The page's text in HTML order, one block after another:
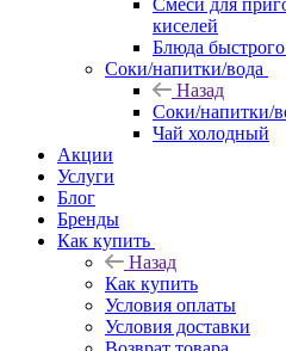
Смеси для
киселей
Блюда
Соки/напитки/вода
Назад
Соки/напитки/
Чай холодный
Акции
Услуги
Блог
Бренды
Как купить
Назад
Как купить
Условия оплаты
Условия доставки